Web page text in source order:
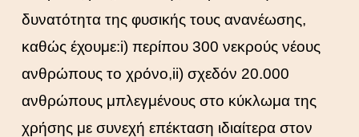
δυνατότητα της φυσικής τους ανανέωσης,
καθώς έχουμε:i) περίπου 300 νεκρούς νέους
ανθρώπους το χρόνο,ii) σχεδόν 20.000
ανθρώπους μπλεγμένους στο κύκλωμα της
χρήσης με συνεχή επέκταση ιδιαίτερα στον